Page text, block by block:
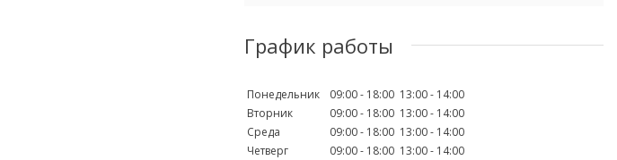
График работы
Понедельник 09:00 18:00 13:00
14:00
Вторник
09:00 18:00 13:00
14:00
Среда
09:00 18:00 13:00
14:00
Четверг
09:00 18:00 13:00
14:00